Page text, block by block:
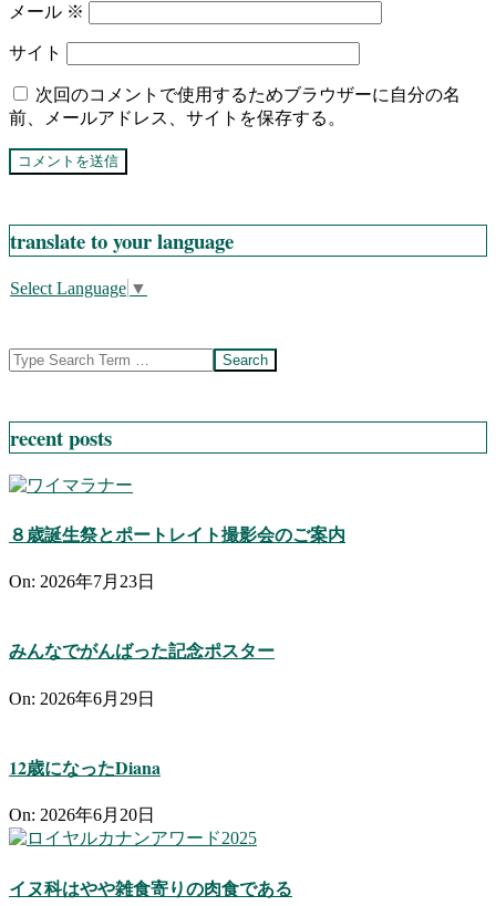
メール ※
サイト
次回のコメントで使用するためブラウザーに自分の名
前、メールアドレス、サイトを保存する。
translate to your language
Select Language ▼
Search
recent posts
８歳誕生祭とポートレイト撮影会のご案内
On: 2026年7月23日
みんなでがんばった記念ポスター
On: 2026年6月29日
12歳になったDiana
On: 2026年6月20日
イヌ科はやや雑食寄りの肉食である